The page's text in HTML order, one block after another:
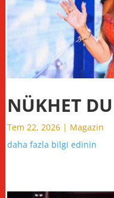
NÜKHET
Tem 22, 2026 | Magazin
daha fazla bilgi edinin